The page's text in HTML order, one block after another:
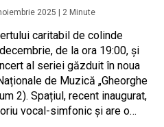
2025 2 Minute
caritabil de colinde
de la ora 19:00, și
al seriei găzduit în noua
de Muzică „Gheorghe
2). Spațiul, recent inaugurat,
vocal-simfonic și are o…